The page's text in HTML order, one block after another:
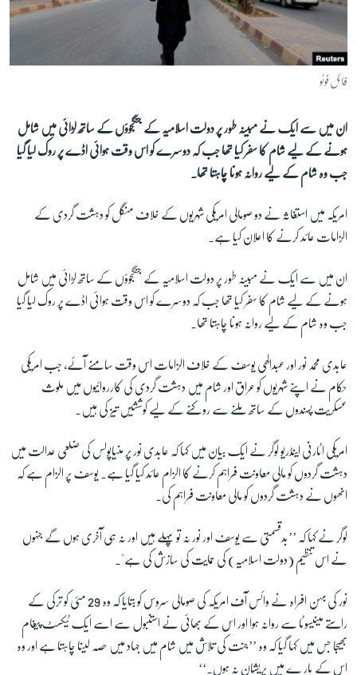
آزادیٔ صحافت
سائنس و ٹیکنالوجی
دلچسپ و عجیب
ویڈیوز
اسپیشل کوریج
اداریہ
Learning English
FOLLOW US
زبان
فائل فوٹو
ان میں سے ایک نے مبینہ طور پر دولت اسلامیہ کے جنگجوؤں کے ساتھ لڑائی میں شامل
ہونے کے لیے شام کا سفر کیا تھا جب کہ دوسرے کو اس وقت ہوائی اڈے پر روک لیا گیا
جب وہ شام کے لیے روانہ ہونا چاہتا تھا۔
امریکہ میں استغاثہ نے دو صومالی امریکی شہریوں کے خلاف منگل کو دہشت گردی کے
الزامات عائد کرنے کا اعلان کیا ہے۔
ان میں سے ایک نے مبینہ طور پر دولت اسلامیہ کے جنگجوؤں کے ساتھ لڑائی میں شامل
ہونے کے لیے شام کا سفر کیا تھا جب کہ دوسرے کو اس وقت ہوائی اڈے پر روک لیا گیا
جب وہ شام کے لیے روانہ ہونا چاہتا تھا۔
عابدی محمد نور اور عبدالھی یوسف کے خلاف الزامات اس وقت سامنے آئے، جب امریکی
حکام نے اپنے شہریوں کو عراق اور شام میں دہشت گردی کی کارروائیوں میں ملوث
عسکریت پسندوں کے ساتھ ملنے سے روکنے کے لیے کوششیں تیز کی ہیں۔
امریکی اٹارنی اینڈریو لوگر نے ایک بیان میں کہا کہ عابدی نور پر منیاپولس کی ضلعی عدالت میں
دہشت گردوں کو مالی معاونت فراہم کرنے کا الزام عائد کیا گیا ہے۔ یوسف پر الزام ہے کہ
انھوں نے دہشت گردوں کو مالی معاونت فراہم کی۔
لوگر نے کہا کہ ’’بدقسمتی سے یوسف اور نور نہ تو پہلے ہیں اور نہ ہی آخری ہوں گے جنہوں
نے اس تنظیم (دولت اسلامیہ) کی حمایت کی سازش کی ہے"۔
نور کی بہن افراہ نے وائس آف امریکہ کی صومالی سروس کو بتایا کہ وہ 29 مئی کو ترکی کے
راستے مینیسوٹا سے روانہ ہوا اور اس کے بھائی نے استنبول سے اسے ایک ٹیکسٹ پیغام
بھیجا جس میں کہا گیا کہ وہ ’’جنت کی تلاش میں شام میں جہاد میں حصہ لینا چاہتا ہے اور وہ
اس کے بار ے میں پریشان نہ ہوں۔‘‘